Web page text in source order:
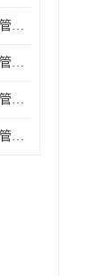
上海政务信息化项目建设管理办法价格
上海政务信息化项目建设管理办法机构
南昌政务信息化项目建设管理办法实验室
西宁政务信息化项目建设管理办法报告